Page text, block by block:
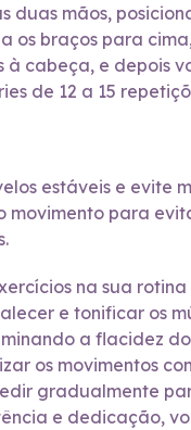
duas mãos,
os braços para
à cabeça, e depois
de 12 a 15
estáveis e evite
movimento para
na sua
e tonificar os
a flacidez
os movimentos
gradualmente
e dedicação,